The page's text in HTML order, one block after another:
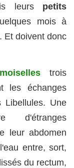
leurs petits
mois à
Et doivent donc
trois
les échanges
Une
d'étranges
leur abdomen
entre, sort,
du rectum,